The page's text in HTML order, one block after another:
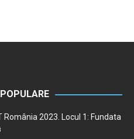
România 2023. Locul 1: Fundata